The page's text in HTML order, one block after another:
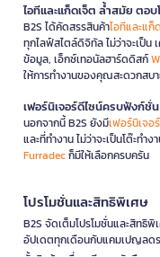
ไอทีและแก็ดเจ็ต ล้ำสมัย ตอ
B2S ได้คัดสรรสินค้าไอทีและแก็
ทุกไลฟ์สไตล์ดิจิทัล ไม่ว่าจะเป็น
ข้อมูล, เอ็กซ์เทอนัลฮาร์ดดิสก์
ให้การทำงานของคุณสะดวกสบ
เฟอร์นิเจอร์ดีไซน์ครบฟังก์ชั่น
นอกจากนี้ B2S ยังมีเฟอร์นิเจอร์
และที่ทำงาน ไม่ว่าจะเป็นโต๊ะทำ
Furradecก็มีให้เลือกครบครัน
โปรโมชั่นและสิทธิพิเศษ
B2S จัดเต็มโปรโมชั่นและสิทธิ
อัปเดตทุกเดือนกับแคมเปญลด